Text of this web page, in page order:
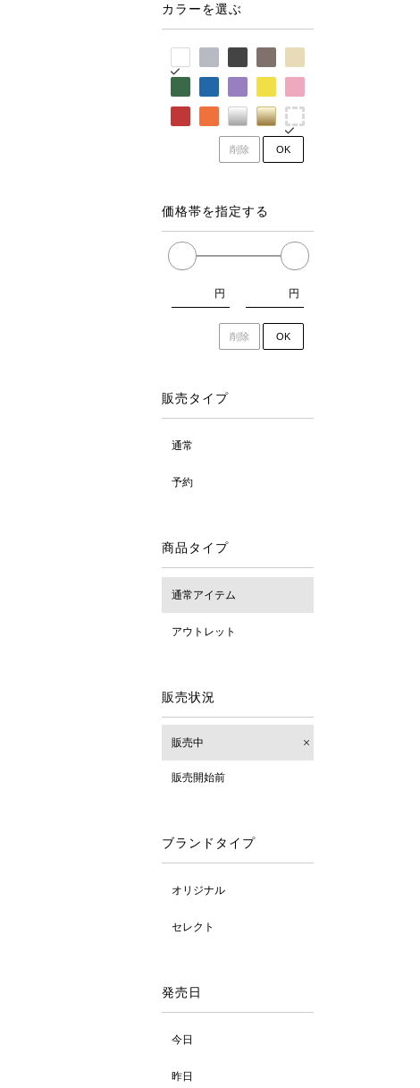
カラーを選ぶ
削除 OK
価格帯を指定する
円 円
削除 OK
販売タイプ
通常
予約
商品タイプ
通常アイテム
アウトレット
販売状況
販売中
販売開始前
ブランドタイプ
オリジナル
セレクト
発売日
今日
昨日